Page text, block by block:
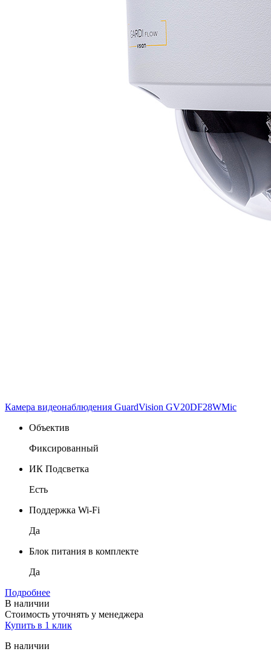
Камера видеонаблюдения GuardVision GV20DF28WMic
Объектив
Фиксированный
ИК Подсветка
Есть
Поддержка Wi-Fi
Да
Блок питания в комплекте
Да
Подробнее
В наличии
Стоимость уточнять у менеджера
Купить в 1 клик
В наличии